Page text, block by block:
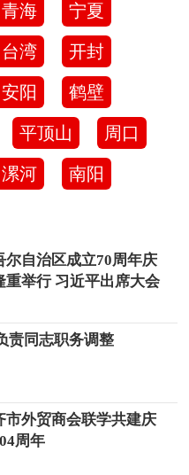
青海 宁夏
台湾 开封
安阳 鹤壁
平顶山 周口
漯河 南阳
尔自治区成立70周年庆
重举行 习近平出席大会
责同志职务调整
市外贸商会联学共建庆
周年